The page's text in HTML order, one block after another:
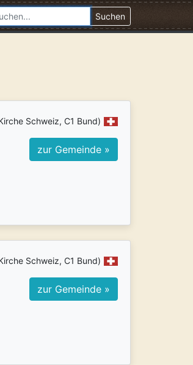
Suchen
Schweiz, C1 Bund)
zur Gemeinde »
Schweiz, C1 Bund)
zur Gemeinde »